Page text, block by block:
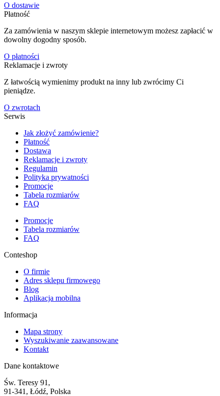
O dostawie
Płatność
Za zamówienia w naszym sklepie internetowym możesz zapłacić w
dowolny dogodny sposób.
O płatności
Reklamacje i zwroty
Z łatwością wymienimy produkt na inny lub zwrócimy Ci
pieniądze.
O zwrotach
Serwis
Jak złożyć zamówienie?
Płatność
Dostawa
Reklamacje i zwroty
Regulamin
Polityka prywatności
Promocje
Tabela rozmiarów
FAQ
Promocje
Tabela rozmiarów
FAQ
Conteshop
O firmie
Adres sklepu firmowego
Blog
Aplikacja mobilna
Informacja
Mapa strony
Wyszukiwanie zaawansowane
Kontakt
Dane kontaktowe
Św. Teresy 91,
91-341, Łódź, Polska